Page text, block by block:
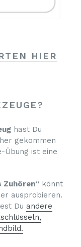
HIER
hast Du
gekommen
Übung ist eine
Zuhören“ könnt
ausprobieren.
Du andere